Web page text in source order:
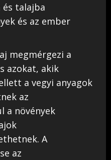
és talajba
és az ember
megmérgezi a
azokat, akik
a vegyi anyagok
az
a növények
A
az